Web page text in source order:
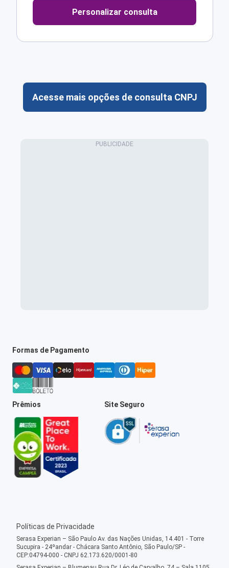
Personalizar consulta
Acesse mais opções de consulta CNPJ
Formas de Pagamento
Prêmios Site Seguro
Políticas de Privacidade
Serasa Experian – São Paulo Av. das Nações Unidas, 14.401 - Torre
Sucupira - 24ºandar - Chácara Santo Antônio, São Paulo/SP -
CEP:04794-000 - CNPJ 62.173.620/0001-80